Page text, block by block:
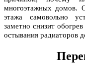
многоэтажных домов.
этажа самовольно
заметно снизит
остывания радиаторов